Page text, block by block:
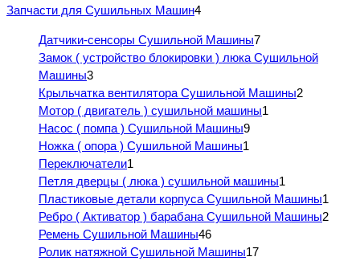
Запчасти для Сушильных Машин4
Датчики-сенсоры Сушильной Машины7
Замок ( устройство блокировки ) люка Сушильной
Машины3
Крыльчатка вентилятора Сушильной Машины2
Мотор ( двигатель ) сушильной машины1
Насос ( помпа ) Сушильной Машины9
Ножка ( опора ) Сушильной Машины1
Переключатели1
Петля дверцы ( люка ) сушильной машины1
Пластиковые детали корпуса Сушильной Машины1
Ребро ( Активатор ) барабана Сушильной Машины2
Ремень Сушильной Машины46
Ролик натяжной Сушильной Машины17